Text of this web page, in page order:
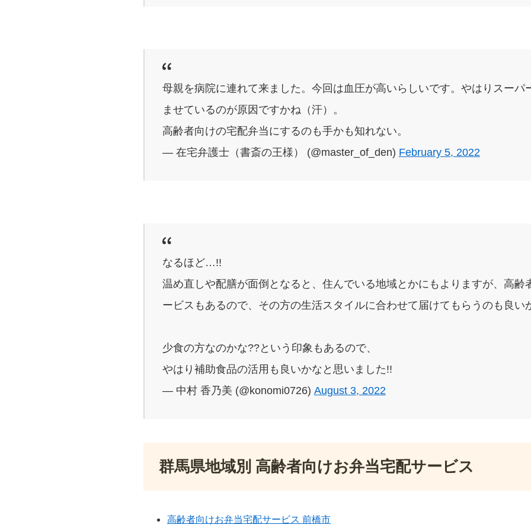
母親を病院に連れて来ました。今回は血圧が高いらしいです。やはりスーパ
ませているのが原因ですかね（汗）。
高齢者向けの宅配弁当にするのも手かも知れない。
— 在宅弁護士（書斎の王様） (@master_of_den) February 5, 2022
なるほど…!!
温め直しや配膳が面倒となると、住んでいる地域とかにもよりますが、高齢
ービスもあるので、その方の生活スタイルに合わせて届けてもらうのも良い
少食の方なのかな??という印象もあるので、
やはり補助食品の活用も良いかなと思いました!!
— 中村 香乃美 (@konomi0726) August 3, 2022
群馬県地域別 高齢者向けお弁当宅配サービス
高齢者向けお弁当宅配サービス 前橋市